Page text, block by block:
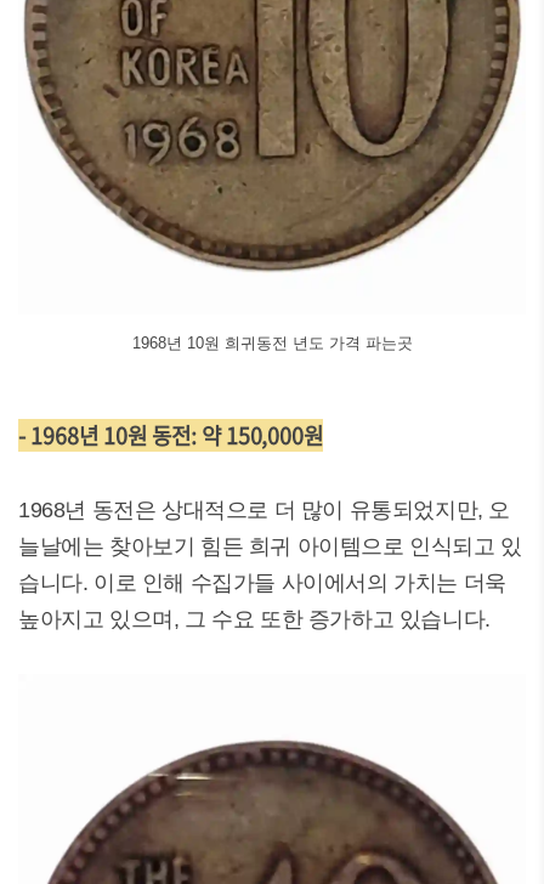
1968년 10원 희귀동전 년도 가격 파는곳
- 1968년 10원 동전: 약 150,000원
1968년 동전은 상대적으로 더 많이 유통되었지만, 오
늘날에는 찾아보기 힘든 희귀 아이템으로 인식되고 있
습니다. 이로 인해 수집가들 사이에서의 가치는 더욱
높아지고 있으며, 그 수요 또한 증가하고 있습니다.